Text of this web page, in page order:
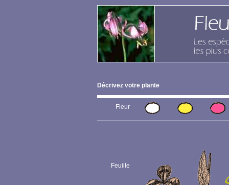
Décrivez votre plante
Fleur
Feuille